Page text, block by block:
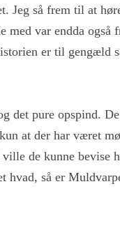
Jeg så frem til at
var endda også
er til gengæld
det pure opspind.
at der har været
de kunne bevise
hvad, så er